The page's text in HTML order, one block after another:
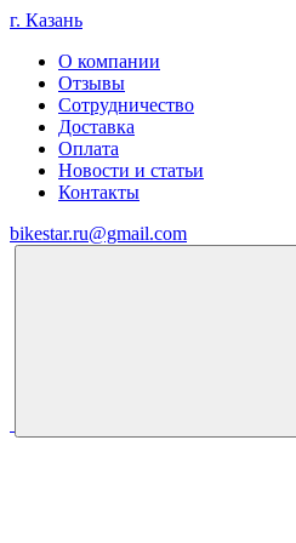
г. Казань
О компании
Отзывы
Сотрудничество
Доставка
Оплата
Новости и статьи
Контакты
bikestar.ru@gmail.com